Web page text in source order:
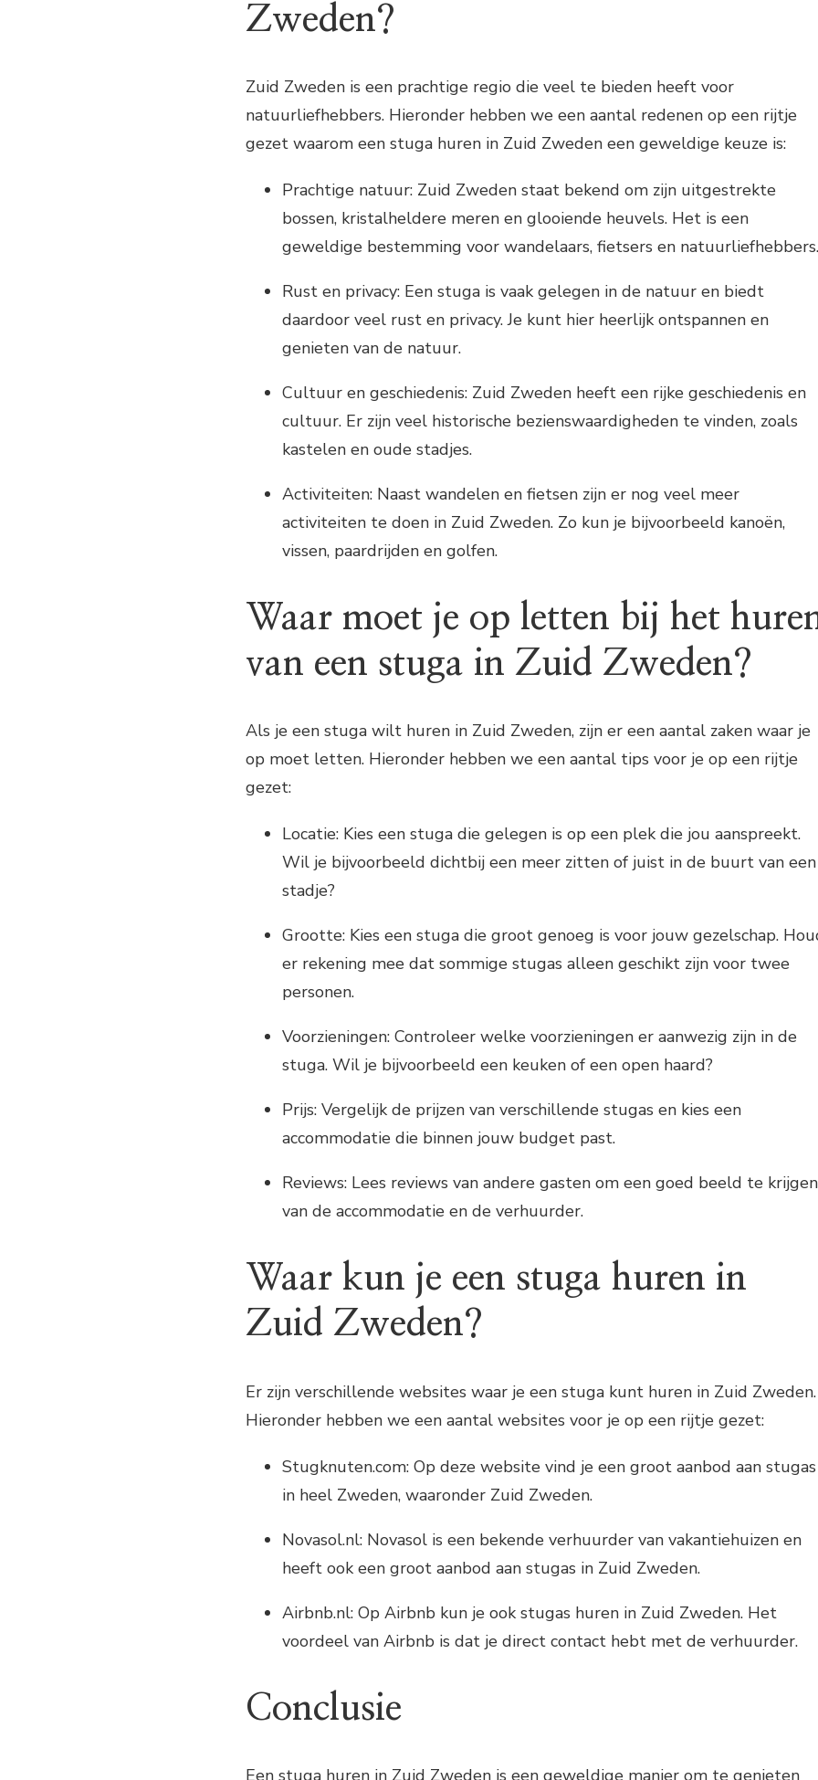
Zweden?
Zuid Zweden is een prachtige regio die veel te bieden heeft voor
natuurliefhebbers. Hieronder hebben we een aantal redenen op een rijtje
gezet waarom een stuga huren in Zuid Zweden een geweldige keuze is:
Prachtige natuur: Zuid Zweden staat bekend om zijn uitgestrekte
bossen, kristalheldere meren en glooiende heuvels. Het is een
geweldige bestemming voor wandelaars, fietsers en natuurliefhebbers.
Rust en privacy: Een stuga is vaak gelegen in de natuur en biedt
daardoor veel rust en privacy. Je kunt hier heerlijk ontspannen en
genieten van de natuur.
Cultuur en geschiedenis: Zuid Zweden heeft een rijke geschiedenis en
cultuur. Er zijn veel historische bezienswaardigheden te vinden, zoals
kastelen en oude stadjes.
Activiteiten: Naast wandelen en fietsen zijn er nog veel meer
activiteiten te doen in Zuid Zweden. Zo kun je bijvoorbeeld kanoën,
vissen, paardrijden en golfen.
Waar moet je op letten bij het
van een stuga in Zuid Zweden?
Als je een stuga wilt huren in Zuid Zweden, zijn er een aantal zaken waar je
op moet letten. Hieronder hebben we een aantal tips voor je op een rijtje
gezet:
Locatie: Kies een stuga die gelegen is op een plek die jou aanspreekt.
Wil je bijvoorbeeld dichtbij een meer zitten of juist in de buurt van een
stadje?
Grootte: Kies een stuga die groot genoeg is voor jouw gezelschap.
er rekening mee dat sommige stugas alleen geschikt zijn voor twee
personen.
Voorzieningen: Controleer welke voorzieningen er aanwezig zijn in de
stuga. Wil je bijvoorbeeld een keuken of een open haard?
Prijs: Vergelijk de prijzen van verschillende stugas en kies een
accommodatie die binnen jouw budget past.
Reviews: Lees reviews van andere gasten om een goed beeld te krijgen
van de accommodatie en de verhuurder.
Waar kun je een stuga huren in
Zuid Zweden?
Er zijn verschillende websites waar je een stuga kunt huren in Zuid Zweden.
Hieronder hebben we een aantal websites voor je op een rijtje gezet:
Stugknuten.com: Op deze website vind je een groot aanbod aan stugas
in heel Zweden, waaronder Zuid Zweden.
Novasol.nl: Novasol is een bekende verhuurder van vakantiehuizen en
heeft ook een groot aanbod aan stugas in Zuid Zweden.
Airbnb.nl: Op Airbnb kun je ook stugas huren in Zuid Zweden. Het
voordeel van Airbnb is dat je direct contact hebt met de verhuurder.
Conclusie
Een stuga huren in Zuid Zweden is een geweldige manier om te genieten